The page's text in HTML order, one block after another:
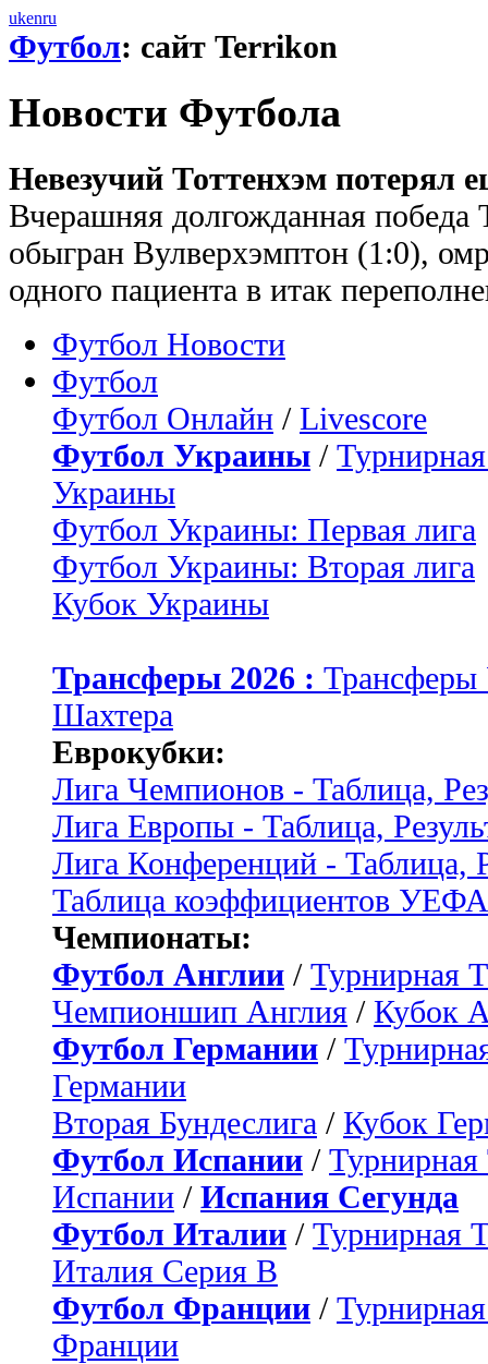
ukenru
Футбол: сайт Terrikon
Новости Футбола
Невезучий Тоттенхэм потерял
Вчерашняя долгожданная
обыгран Вулверхэмптон (1:0),
одного пациента в итак
Футбол Новости
Футбол
Футбол Онлайн / Livescore
Футбол Украины /
Украины
Футбол Украины: Первая лига
Футбол Украины: Вторая лига
Кубок Украины
Трансферы 2026 :
Шахтера
Еврокубки:
Лига Чемпионов - Таблица,
Лига Европы - Таблица,
Лига Конференций - Таблица,
Таблица коэффициентов УЕФА
Чемпионаты:
Футбол Англии / Турнирная
Чемпионшип Англия / Кубок
Футбол Германии /
Германии
Вторая Бундеслига / Кубок
Футбол Испании / Турнирная
Испании / Испания Сегунда
Футбол Италии / Турнирная
Италия Серия B
Футбол Франции /
Франции